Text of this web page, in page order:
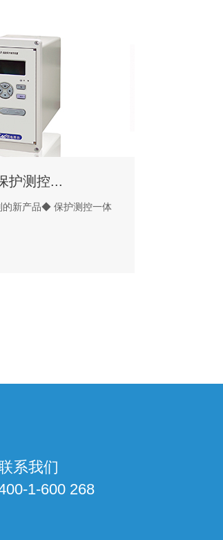
护测控...
新产品◆ 保护测控一体
系我们
1-600 268